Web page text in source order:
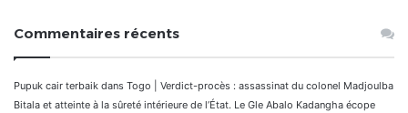
Commentaires récents
Pupuk cair terbaik dans Togo | Verdict-procès : assassinat du colonel Madjoulba
Bitala et atteinte à la sûreté intérieure de l’État. Le Gle Abalo Kadangha écope